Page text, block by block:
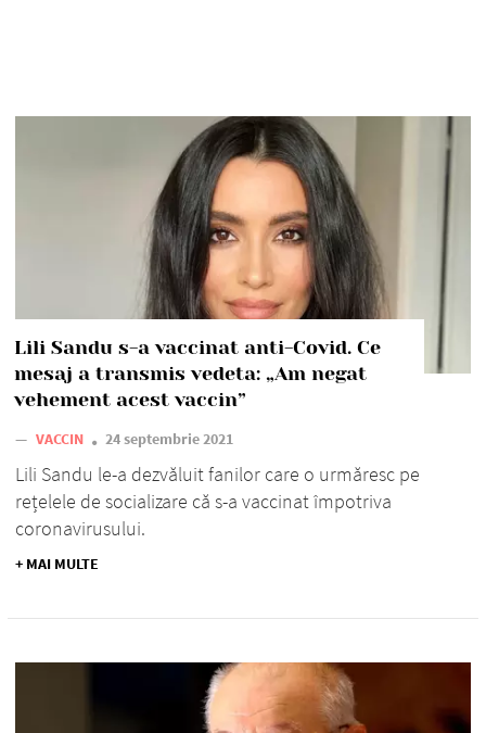
Lili Sandu s-a vaccinat anti-Covid. Ce
mesaj a transmis vedeta: „Am negat
vehement acest vaccin”
— VACCIN 24 septembrie 2021
Lili Sandu le-a dezvăluit fanilor care o urmăresc pe
rețelele de socializare că s-a vaccinat împotriva
coronavirusului.
+ MAI MULTE